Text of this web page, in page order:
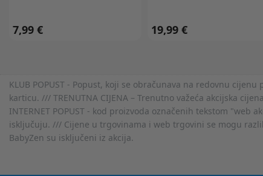
7,99 € 19,99 €
KLUB POPUST - Popust, koji se obračunava na redovnu
karticu. /// TRENUTNA CIJENA – Trenutno važeća akcijska
INTERNET POPUST - kod proizvoda označenih tekstom
isključuju. /// Cijene u trgovinama i web trgovini se mogu
BabyZen su isključeni iz akcija.